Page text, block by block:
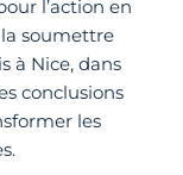
l’action en
la soumettre
à Nice, dans
conclusions
les